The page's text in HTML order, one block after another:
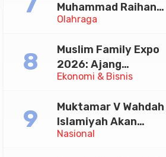
Olahraga
Muhammad Raihan
Fadila Sabet Emas
Taekwondo Indonesia
Open 2026
Ekonomi & Bisnis
Muslim Family Expo
2026: Ajang
Silaturahim dan
Halal di Jakarta
Nasional
Muktamar V Wahdah
Islamiyah Akan
Kukuhkan 10.000